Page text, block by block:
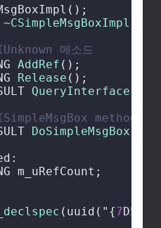
CSimpleMsgBoxImpl
메소드
AddRef ();
Release ();
QueryInterface
methods
DoSimpleMsgBox
m_uRefCount;
(uuid("{7